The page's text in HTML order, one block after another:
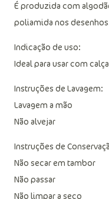
cano longo abaixo do
É produzida com
poliamida nos desenhos.
Indicação de uso:
Ideal para usar com
Instruções de Lavagem:
Lavagem a mão
Não alvejar
Instruções de
Não secar em tambor